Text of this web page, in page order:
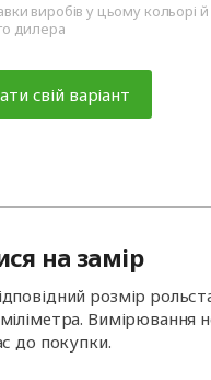
виробів у цьому кольорі
дилера
свій варіант
на замір
розмір
Вимірювання
до покупки.